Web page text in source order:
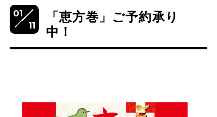
01
11
「恵方巻」ご予約承り
中！